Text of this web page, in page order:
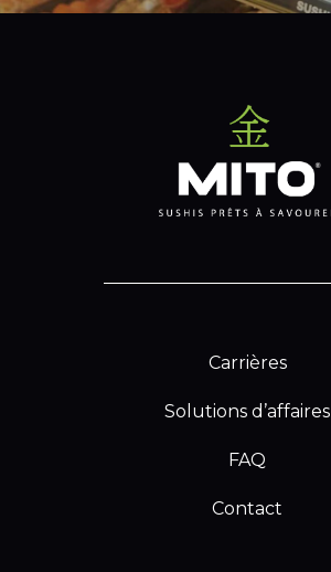
Carrières
Solutions d’affaires
FAQ
Contact